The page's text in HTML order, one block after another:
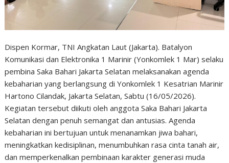
Dispen Kormar, TNI Angkatan Laut (Jakarta). Batalyon
Komunikasi dan Elektronika 1 Marinir (Yonkomlek 1 Mar) selaku
pembina Saka Bahari Jakarta Selatan melaksanakan agenda
kebaharian yang berlangsung di Yonkomlek 1 Kesatrian Marinir
Hartono Cilandak, Jakarta Selatan, Sabtu (16/05/2026).
Kegiatan tersebut diikuti oleh anggota Saka Bahari Jakarta
Selatan dengan penuh semangat dan antusias. Agenda
kebaharian ini bertujuan untuk menanamkan jiwa bahari,
meningkatkan kedisiplinan, menumbuhkan rasa cinta tanah air,
dan memperkenalkan pembinaan karakter generasi muda